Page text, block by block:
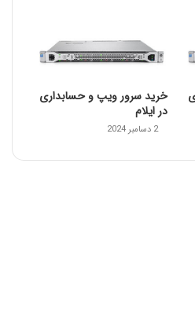
خرید سرور ویپ و حسابداری
در ایلام
2 دسامبر 2024